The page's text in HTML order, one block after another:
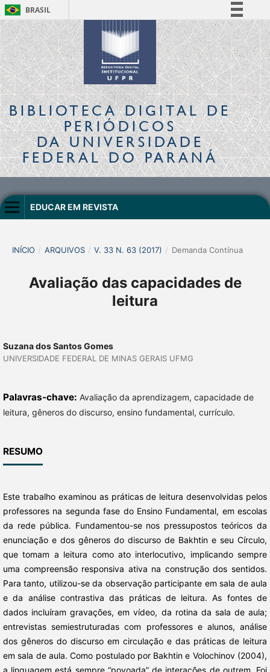
BRASIL
Simplifique!
Comunica BR
Participe
Acesso à informação
Legislação
Canais
BIBLIOTECA DIGITALDE
PERIÓDICOS
DA UNIVERSIDADE
FEDERAL DO PARANÁ
EDUCAR EM REVISTA
INÍCIO / ARQUIVOS / V. 33 N. 63 (2017) / Demanda Contínua
Avaliação das capacidades de
leitura
Suzana dos Santos Gomes
UNIVERSIDADE FEDERAL DE MINAS GERAIS UFMG
Palavras-chave: Avaliação da aprendizagem, capacidade de
leitura, gêneros do discurso, ensino fundamental, currículo.
RESUMO
Este trabalho examinou as práticas de leitura desenvolvidas pelos
professores na segunda fase do Ensino Fundamental, em escolas
da rede pública. Fundamentou-se nos pressupostos teóricos da
enunciação e dos gêneros do discurso de Bakhtin e seu Círculo,
que tomam a leitura como ato interlocutivo, implicando sempre
uma compreensão responsiva ativa na construção dos sentidos.
Para tanto, utilizou-se da observação participante em sala de aula
e da análise contrastiva das práticas de leitura. As fontes de
dados incluíram gravações, em vídeo, da rotina da sala de aula;
entrevistas semiestruturadas com professores e alunos, análise
dos gêneros do discurso em circulação e das práticas de leitura
em sala de aula. Como postulado por Bakhtin e Volochinov (2004),
a linguagem está sempre “povoada” de interações de outrem. Foi